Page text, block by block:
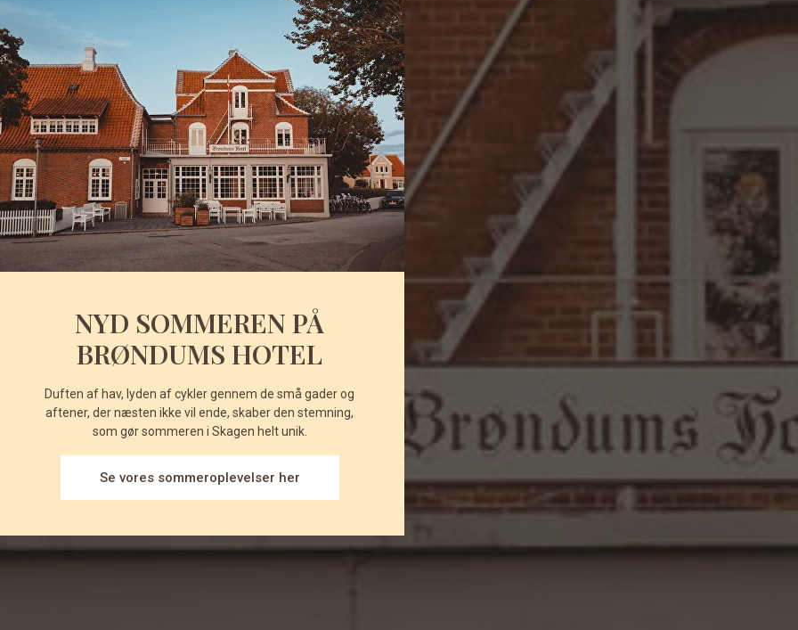
NYD SOMMEREN PÅ
BRØNDUMS HOTEL
Duften af hav, lyden af cykler gennem de små gader og
aftener, der næsten ikke vil ende, skaber den stemning,
som gør sommeren i Skagen helt unik.
Se vores sommeroplevelser her